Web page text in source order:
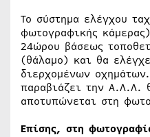
Το σύστημα ελέγχου
φωτογραφικής
24ώρου βάσεως
(θάλαμο) και θα
διερχομένων
παραβιάζει την Α.Λ.Λ.
αποτυπώνεται στη
Επίσης, στη